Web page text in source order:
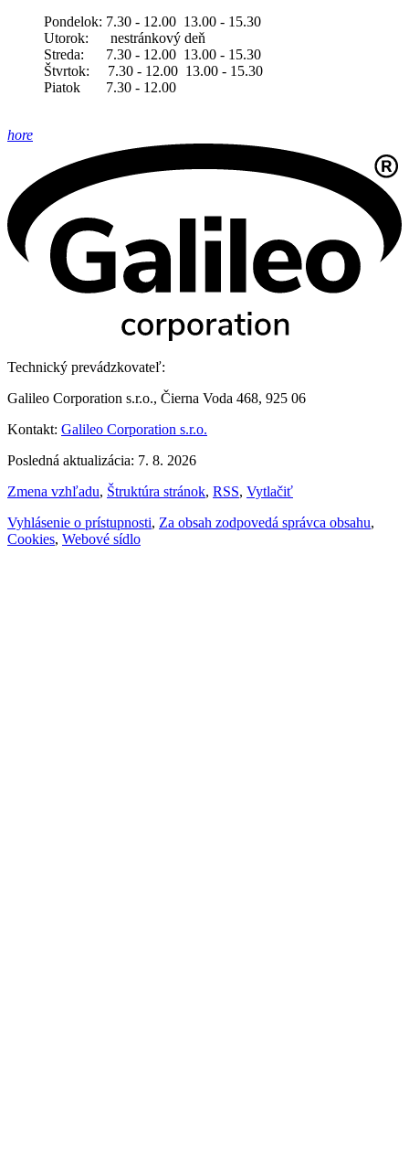
Pondelok: 7.30 - 12.00 13.00 - 15.30
Utorok: nestránkový deň
Streda: 7.30 - 12.00 13.00 - 15.30
Štvrtok: 7.30 - 12.00 13.00 - 15.30
Piatok 7.30 - 12.00
hore
Technický prevádzkovateľ:
Galileo Corporation s.r.o., Čierna Voda 468, 925 06
Kontakt: Galileo Corporation s.r.o.
Posledná aktualizácia: 7. 8. 2026
Zmena vzhľadu, Štruktúra stránok, RSS, Vytlačiť
Vyhlásenie o prístupnosti, Za obsah zodpovedá správca obsahu,
Cookies, Webové sídlo